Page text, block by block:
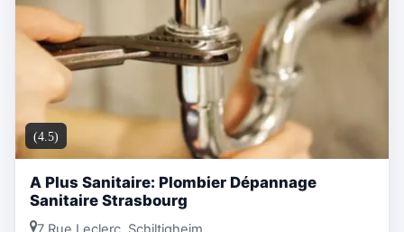
(4.5)
A Plus Sanitaire: Plombier Dépannage
Sanitaire Strasbourg